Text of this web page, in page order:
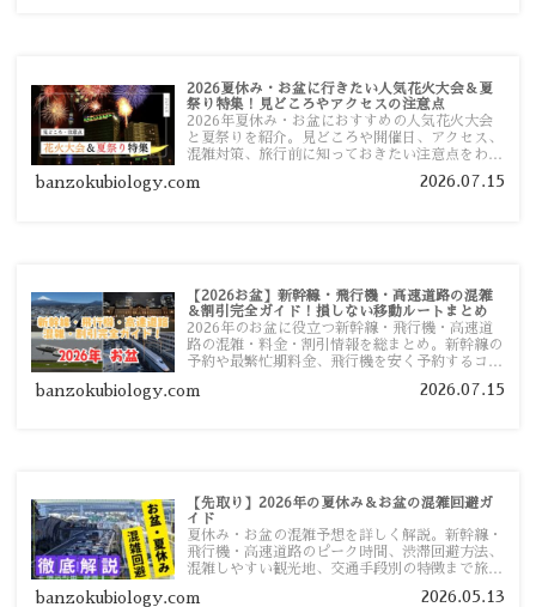
2026夏休み・お盆に行きたい人気花火大会＆夏
祭り特集！見どころやアクセスの注意点
2026年夏休み・お盆におすすめの人気花火大会
と夏祭りを紹介。見どころや開催日、アクセス、
混雑対策、旅行前に知っておきたい注意点をわか
banzokubiology.com 2026.07.15
【2026お盆】新幹線・飛行機・高速道路の混雑
＆割引完全ガイド！損しない移動ルートまとめ
2026年のお盆に役立つ新幹線・飛行機・高速道
路の混雑・料金・割引情報を総まとめ。新幹線の
予約や最繁忙期料金、飛行機を安く予約するコ
い移動方法を分かりやすく解説します。
banzokubiology.com 2026.07.15
【先取り】2026年の夏休み＆お盆の混雑回避ガ
イド
夏休み・お盆の混雑予想を詳しく解説。新幹線・
飛行機・高速道路のピーク時間、渋滞回避方法、
混雑しやすい観光地、交通手段別の特徴まで旅行
banzokubiology.com 2026.05.13